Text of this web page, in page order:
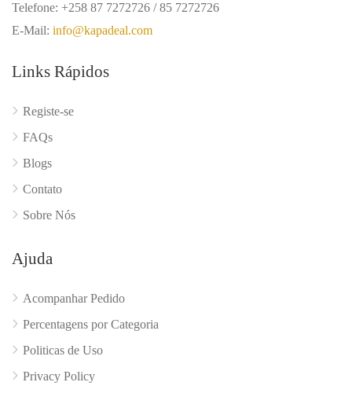
Telefone: +258 87 7272726 / 85 7272726
E-Mail: info@kapadeal.com
Links Rápidos
Registe-se
FAQs
Blogs
Contato
Sobre Nós
Ajuda
Acompanhar Pedido
Percentagens por Categoria
Politicas de Uso
Privacy Policy